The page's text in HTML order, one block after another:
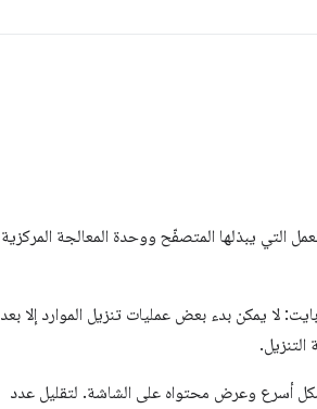
التي يبذلها المتصفّح ووحدة المعالجة المركزية
لا يمكن بدء بعض عمليات تنزيل الموارد إلا بعد
بشكل أسرع وعرض محتواه على الشاشة. لتقليل عدد